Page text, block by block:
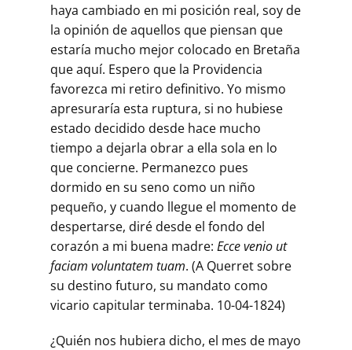
haya cambiado en mi posición real, soy de
la opinión de aquellos que piensan que
estaría mucho mejor colocado en Bretaña
que aquí. Espero que la Providencia
favorezca mi retiro definitivo. Yo mismo
apresuraría esta ruptura, si no hubiese
estado decidido desde hace mucho
tiempo a dejarla obrar a ella sola en lo
que concierne. Permanezco pues
dormido en su seno como un niño
pequeño, y cuando llegue el momento de
despertarse, diré desde el fondo del
corazón a mi buena madre: Ecce venio ut
faciam voluntatem tuam. (A Querret sobre
su destino futuro, su mandato como
vicario capitular terminaba. 10-04-1824)
¿Quién nos hubiera dicho, el mes de mayo